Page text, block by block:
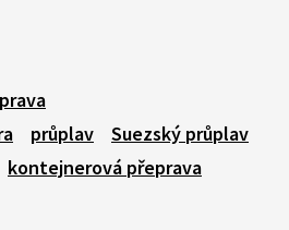
průplav
Suezský průplav
kontejnerová přeprava